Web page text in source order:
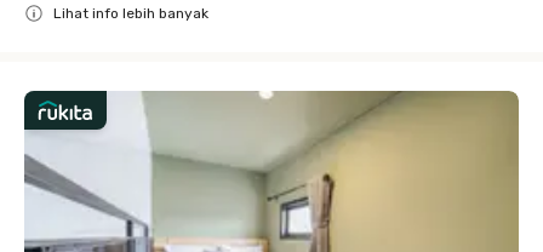
Lihat info lebih banyak